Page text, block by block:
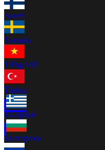
Suomi
Svenska
Tiếng Việt
Türkçe
Ελληνικά
Български